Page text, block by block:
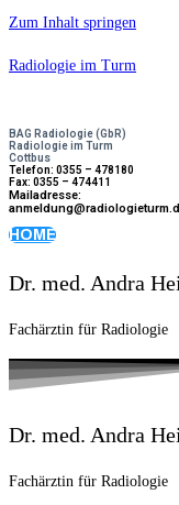
Zum Inhalt springen
Radiologie im Turm
BAG Radiologie (GbR)
Radiologie im Turm
Cottbus
Telefon: 0355 – 478180
Fax: 0355 – 474411
Mailadresse:
HOME
Dr. med. Andra
Fachärztin für Radiologie
Dr. med. Andra
Fachärztin für Radiologie